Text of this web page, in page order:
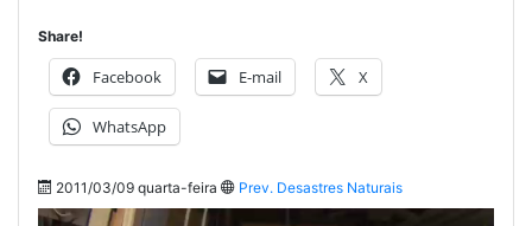
Share!
Facebook E-mail X
WhatsApp
2011/03/09 quarta-feira Prev. Desastres Naturais